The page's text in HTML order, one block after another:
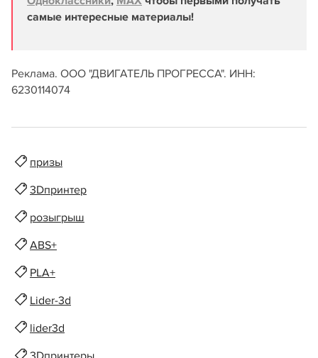
самые интересные материалы!
Реклама. ООО "ДВИГАТЕЛЬ ПРОГРЕССА". ИНН:
6230114074
призы
3Dпринтер
розыгрыш
ABS+
PLA+
Lider-3d
lider3d